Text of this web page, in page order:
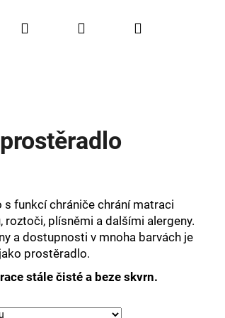
Blog Užitečné rady
Hledat PřihlášeníNákupní
funkcí chrániče chrání matraci
plísněmi a dalšími alergeny.
a dostupnosti v mnoha barvách je
prostěradlo.
stále čisté a beze skvrn.